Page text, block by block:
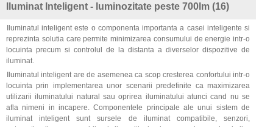
Iluminat Inteligent - luminozitate peste 700lm (16)
Iluminatul inteligent este o componenta importanta a casei inteligente si
reprezinta solutia care permite minimizarea consumului de energie intr-o
locuinta precum si controlul de la distanta a diverselor dispozitive de
iluminat.
Iluminatul inteligent are de asemenea ca scop cresterea confortului intr-o
locuinta prin implementarea unor scenarii predefinite ca maximizarea
utilizarii iluminatului natural sau oprirea iluminatului atunci cand nu se
afla nimeni in incapere. Componentele principale ale unui sistem de
iluminat inteligent sunt sursele de iluminat compatibile, senzori,